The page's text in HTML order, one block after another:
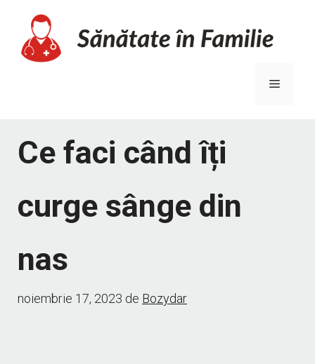
conținut
Meniu
Ce faci când îți
curge sânge din
nas
noiembrie 17, 2023 de Bozydar